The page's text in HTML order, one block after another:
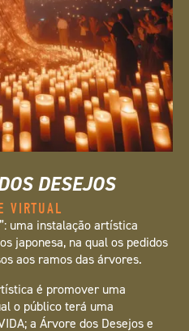
DESEJOS
VIRTUAL
uma instalação artística
japonesa, na qual os pedidos
aos ramos das árvores.
é promover uma
o público terá uma
a Árvore dos Desejos e